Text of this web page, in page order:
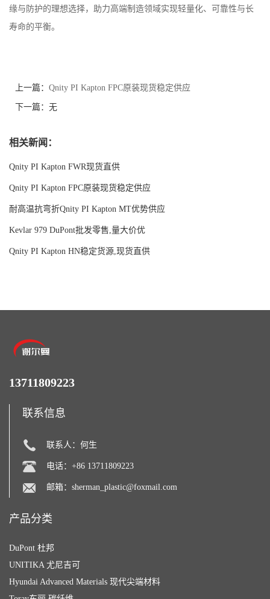
缘与防护的理想选择，助力高端制造领域实现轻量化、可靠性与长
寿命的平衡。
上一篇： Qnity PI Kapton FPC原装现货稳定供应
下一篇：无
相关新闻：
Qnity PI Kapton FWR现货直供
Qnity PI Kapton FPC原装现货稳定供应
耐高温抗弯折Qnity PI Kapton MT优势供应
Kevlar 979 DuPont批发零售,量大价优
Qnity PI Kapton HN稳定货源,现货直供
13711809223
联系信息
联系人：何生
电话：+86 13711809223
邮箱： sherman_plastic@foxmail.com
产品分类
DuPont 杜邦
UNITIKA 尤尼吉可
Hyundai Advanced Materials 现代尖端材料